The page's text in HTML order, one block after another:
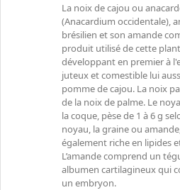
La noix de cajou ou
(Anacardium occidentale),
brésilien et son amande
produit utilisé de cette
développant en premier à
juteux et comestible lui
pomme de cajou. La noix
de la noix de palme. Le
la coque, pèse de 1 à 6 g
noyau, la graine ou
également riche en lipides
L’amande comprend un
albumen cartilagineux qui
un embryon.